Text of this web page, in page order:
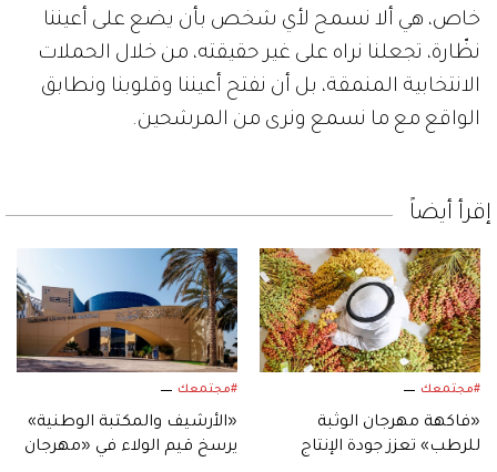
خاص، هي ألا نسمح لأي شخص بأن يضع على أعيننا
نظّارة، تجعلنا نراه على غير حقيقته، من خلال الحملات
الانتخابية المنمقة، بل أن نفتح أعيننا وقلوبنا ونطابق
الواقع مع ما نسمع ونرى من المرشحين.
إقرأ أيضاً
#مجتمعك
«فاكهة مهرجان الوثبة
للرطب» تعزز جودة الإنتاج
#مجتمعك
«الأرشيف والمكتبة الوطنية»
يرسخ قيم الولاء في «مهرجان